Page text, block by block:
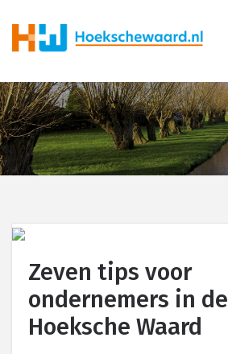
Zeven tips voor
ondernemers in de
Hoeksche Waard